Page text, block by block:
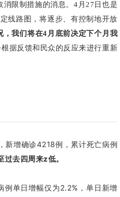
限制措施的消息。4月27日也是
线路图，将逐步、有控制地开放
，我们将在4月底前决定下个月我
据反馈和民众的反应来进行重新
新增确诊4218例，累计死亡病例
去四周来z低。
例单日增幅仅为2.2%，单日新增